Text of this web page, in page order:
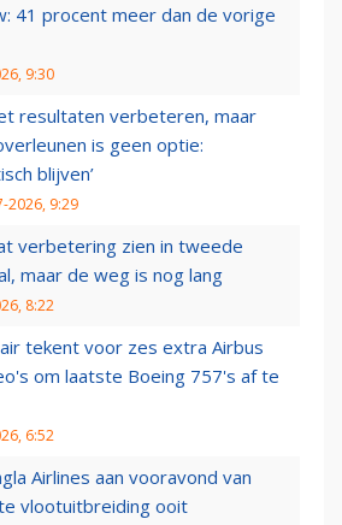
41 procent meer dan de vorige
9:30
resultaten verbeteren, maar
is geen optie:
blijven’
2026, 9:29
verbetering zien in tweede
maar de weg is nog lang
8:22
tekent voor zes extra Airbus
om laatste Boeing 757's af te
6:52
Airlines aan vooravond van
vlootuitbreiding ooit